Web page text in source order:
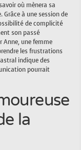
où mènera sa
Grâce à une session de
de complicité
son passé
une femme
les frustrations
indique des
pourrait
la